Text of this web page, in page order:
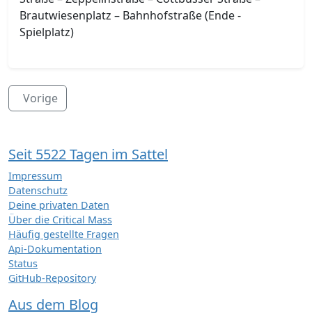
Brautwiesenplatz – Bahnhofstraße (Ende -
Spielplatz)
Vorige
Seit 5522 Tagen im Sattel
Impressum
Datenschutz
Deine privaten Daten
Über die Critical Mass
Häufig gestellte Fragen
Api-Dokumentation
Status
GitHub-Repository
Aus dem Blog